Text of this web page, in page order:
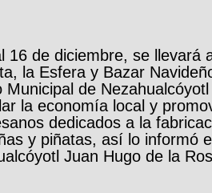
16 de diciembre, se llevará
la Esfera y Bazar
Municipal de
la economía local y
dedicados a la
y piñatas, así lo informó
Juan Hugo de la